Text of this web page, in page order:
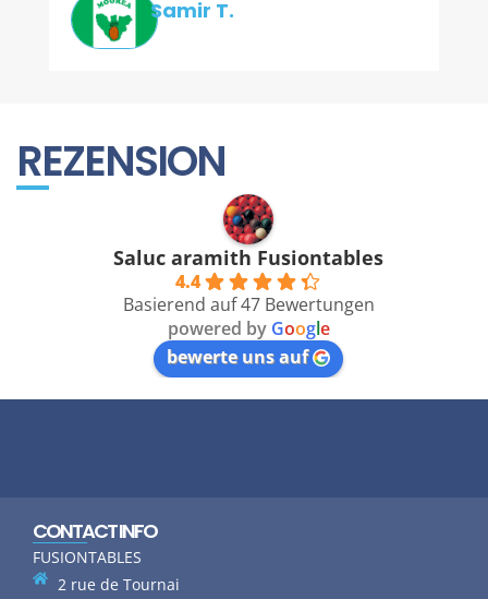
Samir T.
REZENSION
Saluc aramith Fusiontables
4.4
Basierend auf 47 Bewertungen
powered by Google
bewerte uns auf
CONTACT INFO
FUSIONTABLES
2 rue de Tournai